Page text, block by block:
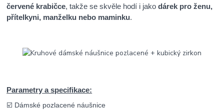
červené krabičce, takže se skvěle hodí i jakodárek pro ženu,
přítelkyni, manželku nebo maminku.
Parametry a specifikace:
☑️ Dámské pozlacené náušnice